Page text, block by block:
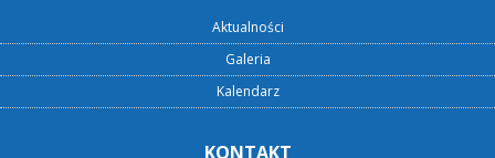
Aktualności
Galeria
Kalendarz
KONTAKT